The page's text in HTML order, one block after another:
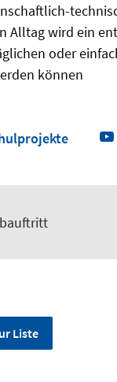
Alltag wird ein
oder
können
Liste